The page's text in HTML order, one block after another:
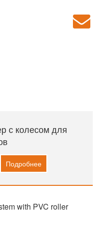
с колесом для
Подробнее